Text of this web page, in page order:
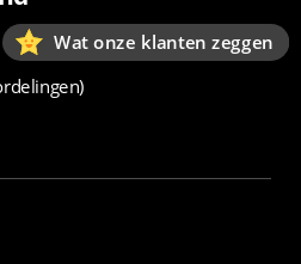
Wat onze klanten zeggen